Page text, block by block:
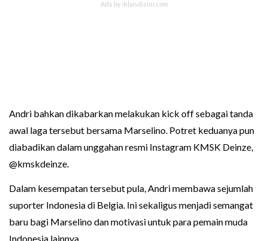
Andri bahkan dikabarkan melakukan kick off sebagai tanda
awal laga tersebut bersama Marselino. Potret keduanya pun
diabadikan dalam unggahan resmi Instagram KMSK Deinze,
@kmskdeinze.
Dalam kesempatan tersebut pula, Andri membawa sejumlah
suporter Indonesia di Belgia. Ini sekaligus menjadi semangat
baru bagi Marselino dan motivasi untuk para pemain muda
Indonesia lainnya.